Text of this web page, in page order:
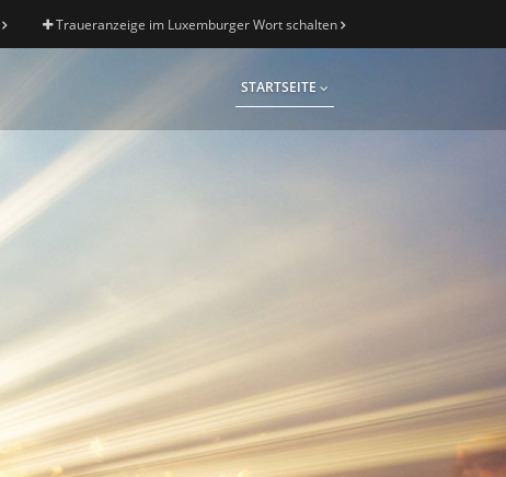
Traueranzeige im Luxemburger Wort schalten
STARTSEITE